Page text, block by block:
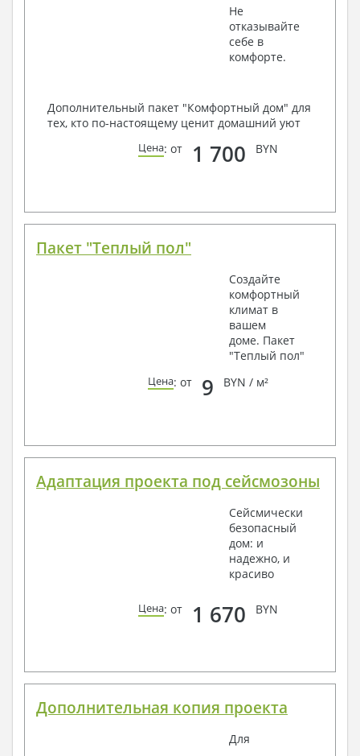
Не
отказывайте
себе в
комфорте.
Дополнительный пакет "Комфортный дом" для
тех, кто по-настоящему ценит домашний уют
Цена: от 1 700 BYN
Пакет "Теплый пол"
Создайте
комфортный
климат в
вашем
доме. Пакет
"Теплый пол"
Цена: от 9 BYN / м²
Адаптация проекта под сейсмозоны
Сейсмически
безопасный
дом: и
надежно, и
красиво
Цена: от 1 670 BYN
Дополнительная копия проекта
Для